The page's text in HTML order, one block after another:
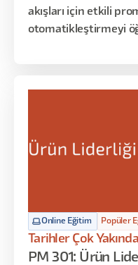
akışları için etkili
otomatikleştirmeyi
Online Eğitim Popüler
Tarihler Çok
PM 301: Ürün